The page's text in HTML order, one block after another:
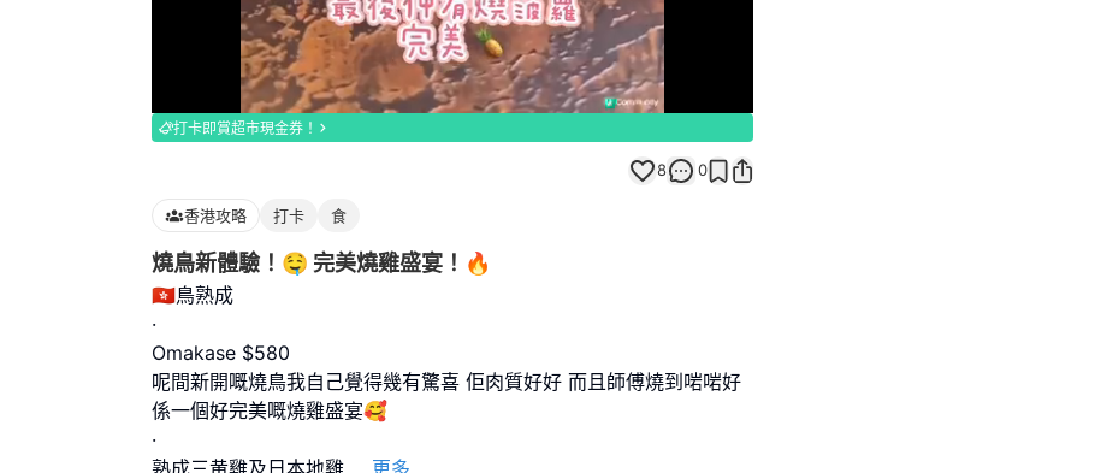
Loaded
100.00%
打卡即賞超市現金券！
8 0
香港攻略 打卡 食
燒鳥新體驗！🤤 完美燒雞盛宴！🔥
🇭🇰鳥熟成
·
Omakase $580
呢間新開嘅燒鳥我自己覺得幾有驚喜 佢肉質好好 而且師傅燒到啱啱好
係一個好完美嘅燒雞盛宴🥰
·
熟成三黄雞及日本地雞 ... 更多